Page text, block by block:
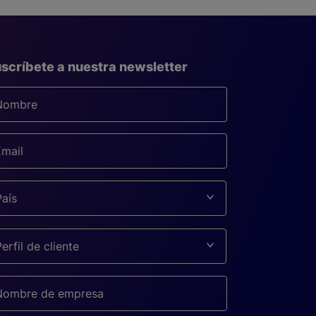
a nuestra newsletter
de cliente